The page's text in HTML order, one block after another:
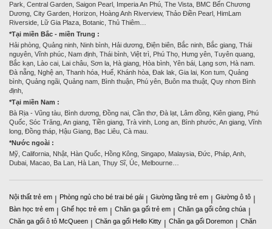
Park, Central Garden, Saigon Pearl, Imperia An Phú, The Vista, BMC Bến Chương
Dương, City Garden, Horizon, Hoàng Anh Riverview, Thảo Điền Pearl, HimLam
Riverside, Lữ Gia Plaza, Botanic, Thủ Thiêm…
*Tại miền Bắc - miền Trung :
Hải phòng, Quảng ninh, Ninh bình, Hải dương, Điện biên, Bắc ninh, Bắc giang, Thái
nguyên, Vĩnh phúc, Nam định, Thái bình, Việt trì, Phú Thọ, Hưng yên, Tuyên quang,
Bắc kạn, Lào cai, Lai châu, Sơn la, Hà giang, Hòa bình, Yên bái, Lạng sơn, Hà nam.
Đà nẵng, Nghệ an, Thanh hóa, Huế, Khánh hòa, Đak lak, Gia lai, Kon tum, Quảng
bình, Quảng ngãi, Quảng nam, Bình thuận, Phú yên, Buôn ma thuật, Quy nhơn Bình
định,
*Tại miền Nam :
Bà Rịa - Vũng tàu, Bình dương, Đồng nai, Cần thơ, Đà lạt, Lâm đồng, Kiên giang, Phú
Quốc, Sóc Trăng, An giang, Tiền giang, Trà vinh, Long an, Bình phước, An giang, Vĩnh
long, Đồng tháp, Hậu Giang, Bạc Liêu, Cà mau.
*Nước ngoài :
Mỹ, California, Nhật, Hàn Quốc, Hồng Kông, Singapo, Malaysia, Đức, Pháp, Anh,
Dubai, Macao, Ba Lan, Hà Lan, Thụy Sĩ, Úc, Melbourne…
Nội thất trẻ em | Phòng ngủ cho bé trai bé gái | Giường tầng trẻ em | Giường ô tô |
Bàn học trẻ em | Ghế học trẻ em | Chăn ga gối trẻ em | Chăn ga gối công chúa |
Chăn ga gối ô tô McQueen | Chăn ga gối Hello Kitty | Chăn ga gối Doremon | Chăn